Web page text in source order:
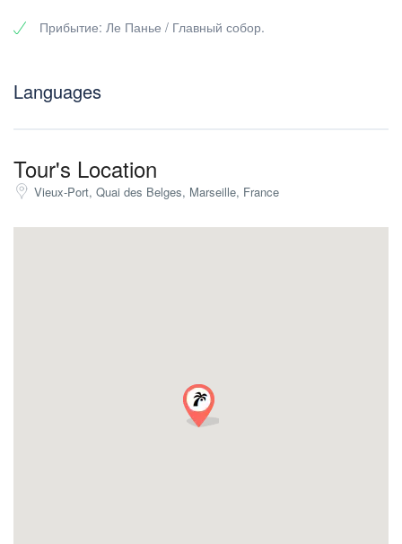
Прибытие: Ле Панье / Главный собор.
Languages
Tour's Location
Vieux-Port, Quai des Belges, Marseille, France